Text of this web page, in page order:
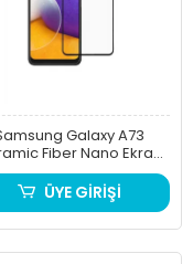
Galaxy A73
Fiber Nano Ekran
Koruyucu Siyah
ÜYE GİRİŞİ